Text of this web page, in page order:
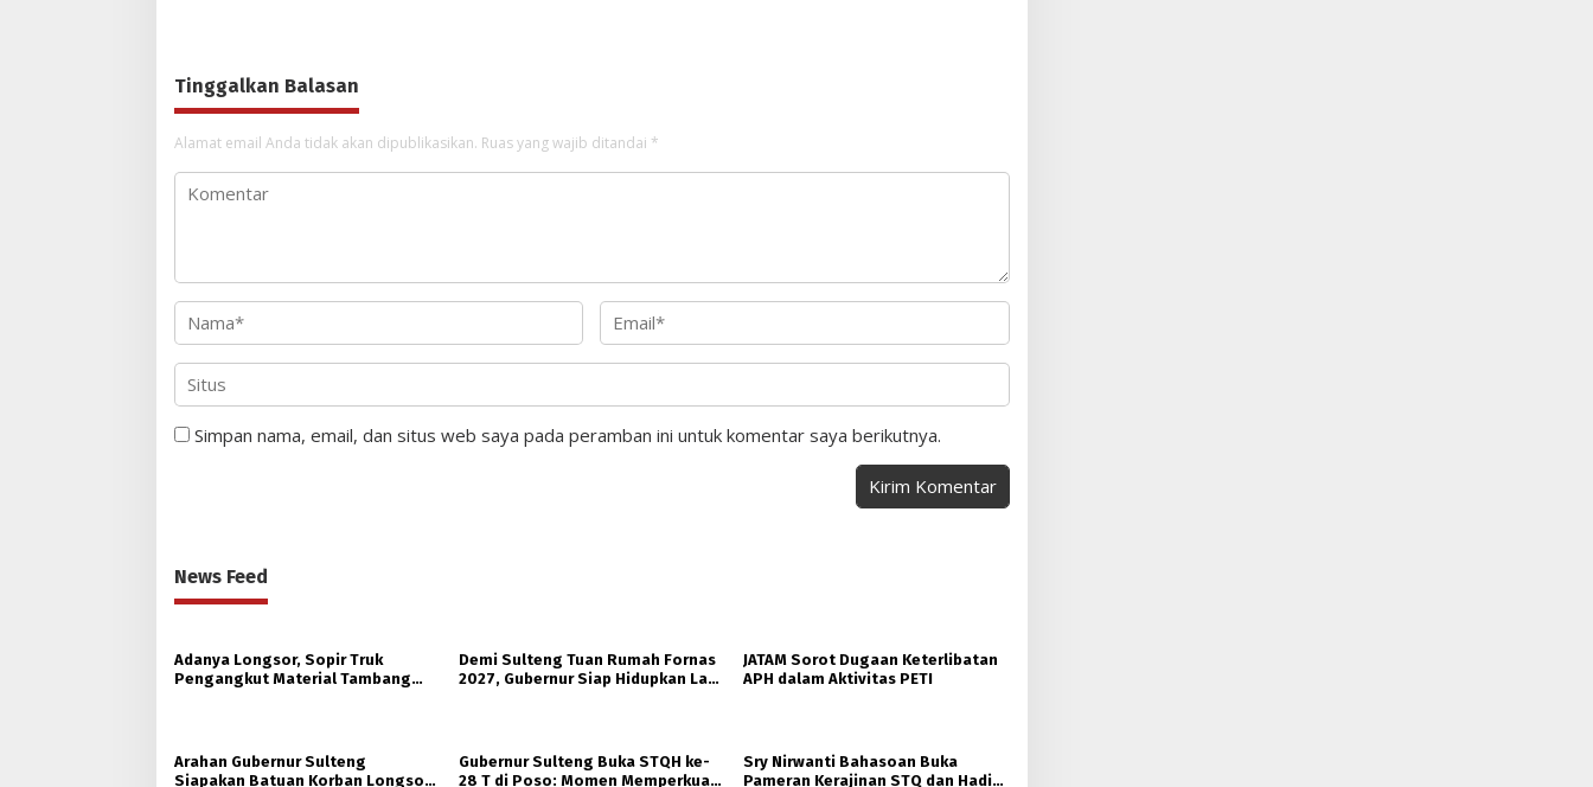
Tinggalkan Balasan
Alamat email Anda tidak akan dipublikasikan. Ruas yang wajib ditandai *
Simpan nama, email, dan situs web saya pada peramban ini untuk komentar saya berikutnya.
News Feed
Adanya Longsor, Sopir Truk
Pengangkut Material Tambang
Demi Sulteng Tuan Rumah Fornas
2027, Gubernur Siap Hidupkan Lagi
JATAM Sorot Dugaan Keterlibatan
APH dalam Aktivitas PETI
Arahan Gubernur Sulteng
Siapakan Batuan Korban Longsor,
Gubernur Sulteng Buka STQH ke-
28 T di Poso: Momen Memperkuat
Sry Nirwanti Bahasoan Buka
Pameran Kerajinan STQ dan Hadits